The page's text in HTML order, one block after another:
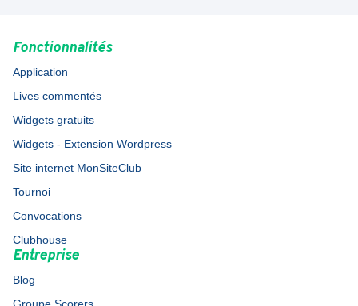
Fonctionnalités
Application
Lives commentés
Widgets gratuits
Widgets - Extension Wordpress
Site internet MonSiteClub
Tournoi
Convocations
Clubhouse
Entreprise
Blog